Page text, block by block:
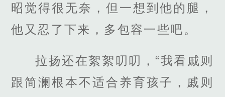
昭觉得很无奈，但一想到他的腿，
他又忍了下来，多包容一些吧。
拉扬还在絮絮叨叨，“我看戚则
跟简澜根本不适合养育孩子，戚则